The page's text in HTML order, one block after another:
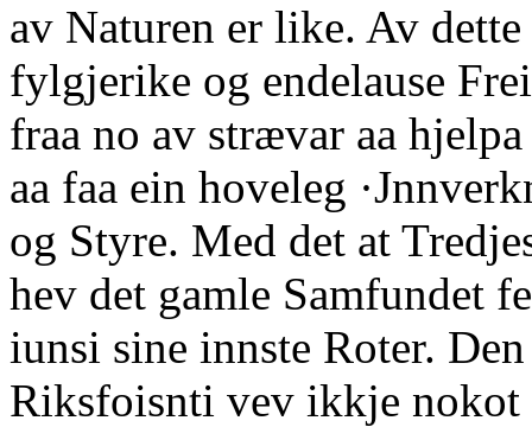
av Naturen er like. Av
fylgjerike og endelause
fraa no av strævar aa
aa faa ein hoveleg
og Styre. Med det at
hev det gamle Samfundet
iunsi sine innste Roter.
Riksfoisnti vev ikkje nokot